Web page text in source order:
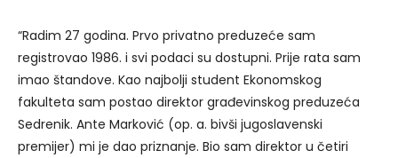
“Radim 27 godina. Prvo privatno preduzeće sam
registrovao 1986. i svi podaci su dostupni. Prije rata sam
imao štandove. Kao najbolji student Ekonomskog
fakulteta sam postao direktor građevinskog preduzeća
Sedrenik. Ante Marković (op. a. bivši jugoslavenski
premijer) mi je dao priznanje. Bio sam direktor u četiri